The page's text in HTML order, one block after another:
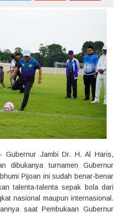
Jambi Dr. H. Al Haris,
dibukanya turnamen Gubernur
Pijoan ini sudah benar-benar
talenta-talenta sepak bola dari
nasional maupun internasional.
saat Pembukaan Gubernur